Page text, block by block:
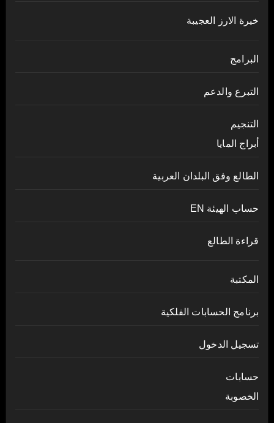
خيرة الارز العجيبة
البرامج
التبرع والدعم
التنجيم
أبراج المايا
الطالع وفق البلدان العربية
حساب الهيئة EN
قراءة الطالع
المكتبة
برنامج الحسابات الفلكية
تسجيل الدخول
حسابات
الخصوبة